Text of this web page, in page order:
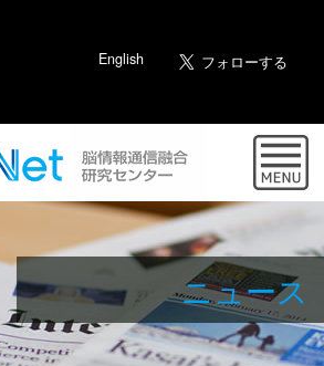
English
ニュース